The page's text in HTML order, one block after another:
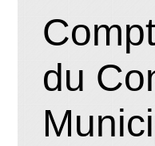
du